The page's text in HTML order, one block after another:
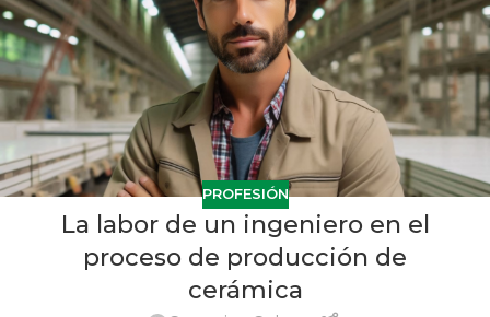
PROFESIÓN
La labor de un ingeniero en el
proceso de producción de
cerámica